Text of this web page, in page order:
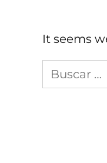
It seems
Busca
en